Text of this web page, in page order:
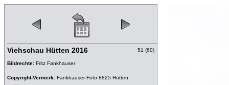
Viehschau Hütten 2016
Bildrechte: Fritz Fankhauser
Copyright-Vermerk: Fankhauser-Foto 8825 Hütten
51 (60)